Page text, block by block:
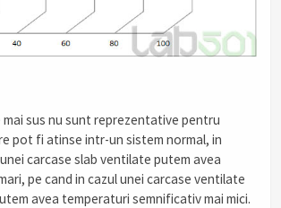
mai sus nu sunt reprezentative pentru
pot fi atinse intr-un sistem normal, in
carcase slab ventilate putem avea
pe cand in cazul unei carcase ventilate
avea temperaturi semnificativ mai mici.